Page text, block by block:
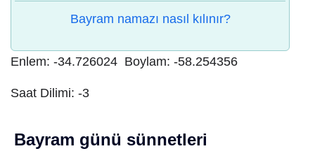
Bayram namazı nasıl kılınır?
Enlem: -34.726024 Boylam: -58.254356
Saat Dilimi: -3
Bayram günü sünnetleri